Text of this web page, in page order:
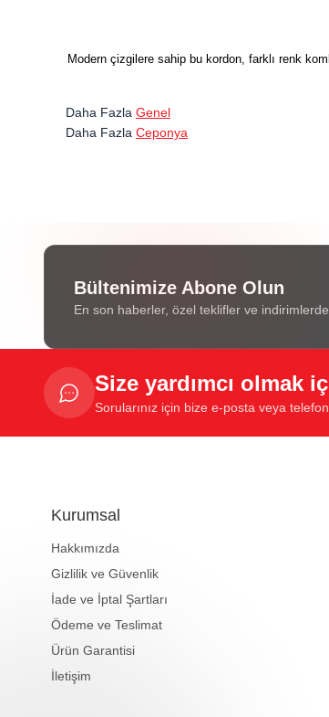
Modern çizgilere sahip bu kordon, farklı renk
Daha Fazla Genel
Daha Fazla Ceponya
Bültenimize Abone Olun
En son haberler, özel teklifler ve
Size yardımcı olmak
Sorularınız için bize e-posta veya
Kurumsal
Hakkımızda
Gizlilik ve Güvenlik
İade ve İptal Şartları
Ödeme ve Teslimat
Ürün Garantisi
İletişim